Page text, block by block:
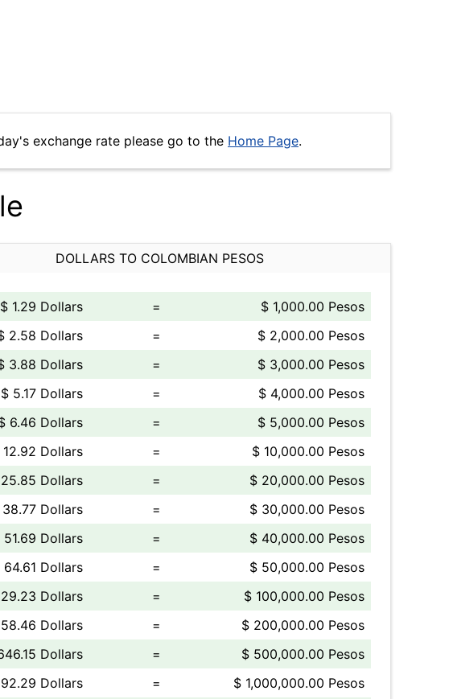
exchange rate please go to the Home Page.
DOLLARS TO COLOMBIAN PESOS
$ 1.29 Dollars =
$ 1,000.00 Pesos
2.58 Dollars
=
$ 2,000.00 Pesos
3.88 Dollars
=
$ 3,000.00 Pesos
$ 5.17 Dollars
=
$ 4,000.00 Pesos
6.46 Dollars
=
$ 5,000.00 Pesos
12.92 Dollars
=
$ 10,000.00 Pesos
Dollars
=
$ 20,000.00 Pesos
Dollars
=
$ 30,000.00 Pesos
51.69 Dollars
=
$ 40,000.00 Pesos
64.61 Dollars
=
$ 50,000.00 Pesos
Dollars
=
$ 100,000.00 Pesos
Dollars
=
$ 200,000.00 Pesos
Dollars
=
$ 500,000.00 Pesos
Dollars
= $ 1,000,000.00 Pesos